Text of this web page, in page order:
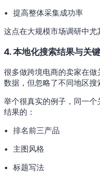
• 提高整体采集成功率
这点在大规模市场调研中尤
4. 本地化搜索结果与关
很多做跨境电商的卖家在
数据，但忽略了不同地区搜
举个很真实的例子，同一
结果的：
• 排名前三产品
• 主图风格
• 标题写法